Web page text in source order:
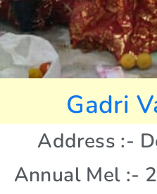
Gadri
Address :-
Annual Mel :-